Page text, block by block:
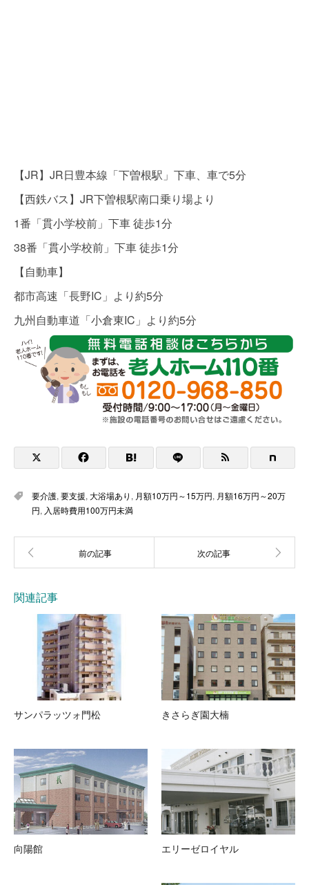
【JR】JR日豊本線「下曽根駅」下車、車で5分
【西鉄バス】JR下曽根駅南口乗り場より
1番「貫小学校前」下車 徒歩1分
38番「貫小学校前」下車 徒歩1分
【自動車】
都市高速「長野IC」より約5分
九州自動車道「小倉東IC」より約5分
要介護, 要支援, 大浴場あり , 月額10万円～15万円, 月額16万円～20万
円, 入居時費用100万円未満
関連記事
サンパラッツォ門松 きさらぎ園大楠
向陽館 エリーゼロイヤル